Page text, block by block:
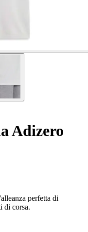
Adizero
perfetta di
di corsa.